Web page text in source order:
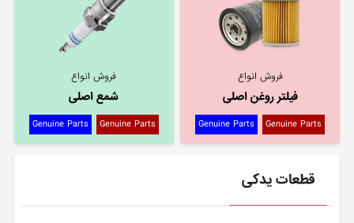
فروش انواع
فیلتر روغن اصلی
Genuine Parts
Genuine Parts
فروش انواع
شمع اصلی
Genuine Parts
Genuine Parts
قطعات یدکی